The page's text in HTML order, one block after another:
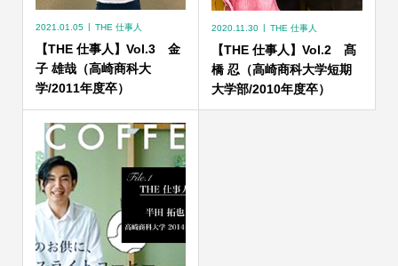
2021.01.05 THE 仕事人
【THE 仕事人】Vol.3 金
子 雄哉（高崎商科大
学/2011年度卒）
2020.11.30 THE 仕事人
【THE 仕事人】Vol.2 髙
橋 忍（高崎商科大学短期
大学部/2010年度卒）